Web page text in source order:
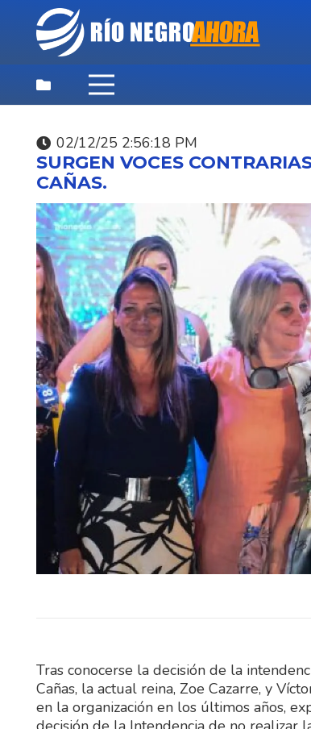
02/12/25 2:56:18 PM
SURGEN VOCES
CAÑAS.
Tras conocerse la decisión de la
Cañas, la actual reina, Zoe Cazarre, y
en la organización en los últimos años,